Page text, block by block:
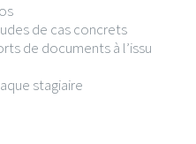
de cas concrets
de documents à l’issu
stagiaire